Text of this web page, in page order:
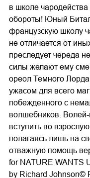
в школе
обороты! Юный
французскую школу
не отличается от
преследует череда
силы желают ему
ореол Темного
ужасом для всего
побежденного с
волшебников.
вступить во
полагаясь лишь на
отважную помощь
for NATURE WANTS
by Richard Johnson©